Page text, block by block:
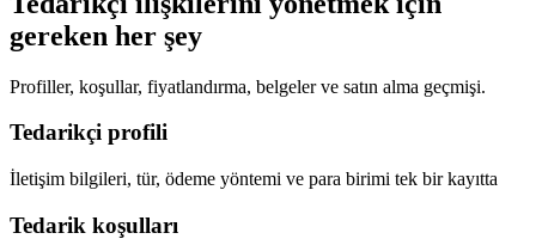
gereken her şey
Profiller, koşullar, fiyatlandırma, belgeler ve satın alma geçmişi.
Tedarikçi profili
İletişim bilgileri, tür, ödeme yöntemi ve para birimi tek bir kayıtta
Tedarik koşulları